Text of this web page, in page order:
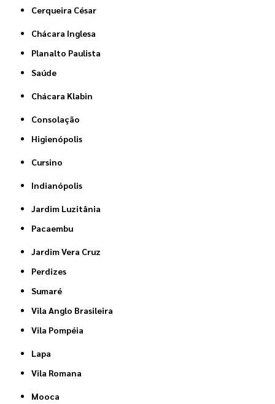
Cerqueira César
Chácara Inglesa
Planalto Paulista
Saúde
Chácara Klabin
Consolação
Higienópolis
Cursino
Indianópolis
Jardim Luzitânia
Pacaembu
Jardim Vera Cruz
Perdizes
Sumaré
Vila Anglo Brasileira
Vila Pompéia
Lapa
Vila Romana
Mooca